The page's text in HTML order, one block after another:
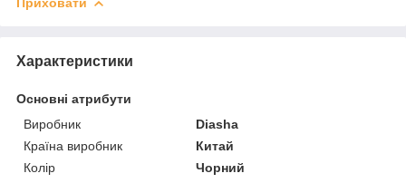
Характеристики
Основні атрибути
Виробник
Diasha
Країна виробник
Китай
Колір
Чорний